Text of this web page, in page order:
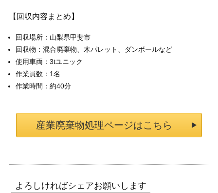
【回収内容まとめ】
回収場所：山梨県甲斐市
回収物：混合廃棄物、木パレット、ダンボールなど
使用車両：3tユニック
作業員数：1名
作業時間：約40分
産業廃棄物処理ページはこちら
よろしければシェアお願いします